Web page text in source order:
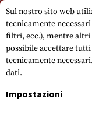
Si prega di notare che i
giorno festivo su
Sul nostro sito web
tecnicamente
filtri, ecc.), mentre altri
possibile accettare
tecnicamente necessari.
dati.
Impostazioni